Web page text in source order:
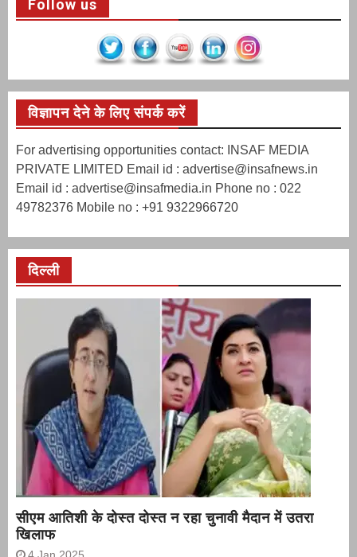
Follow us
विज्ञापन देने के लिए संपर्क करें
For advertising opportunities contact: INSAF MEDIA
PRIVATE LIMITED Email id : advertise@insafnews.in
Email id : advertise@insafmedia.in Phone no : 022
49782376 Mobile no : +91 9322966720
दिल्ली
सीएम आतिशी के दोस्त दोस्त न रहा चुनावी मैदान में उतरा
खिलाफ